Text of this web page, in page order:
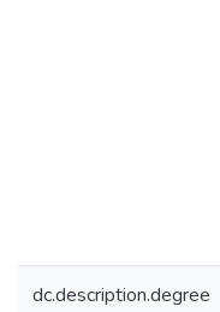
dc.description.degree